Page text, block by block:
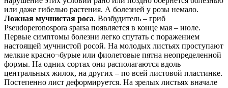
или даже гибелью растения. А болезней у розы немало.
Ложная мучнистая роса. Возбудитель – гриб
Pseudoperonospora sparsa появляется в конце мая – июле.
Первые симптомы болезни легко спутать с поражением
настоящей мучнистой росой. На молодых листьях проступают
мелкие красно¬бурые или фиолетовые пятна неопределенной
формы. На одних сортах они располагаются вдоль
центральных жилок, на других – по всей листовой пластинке.
Постепенно лист деформируется. На зрелых листьях вначале